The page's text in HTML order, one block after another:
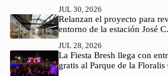
JUL 30, 2026
Relanzan el proyecto para
entorno de la estación José
JUL 28, 2026
La Fiesta Bresh llega con
gratis al Parque de la Floralis